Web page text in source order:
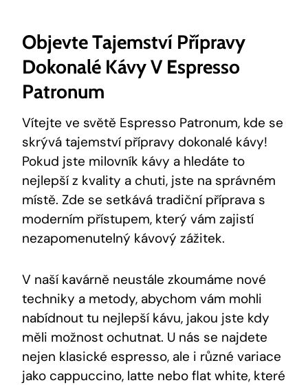
Objevte Tajemství Přípravy
Dokonalé Kávy V Espresso
Patronum
Vítejte ve světě Espresso Patronum, kde se
skrývá tajemství přípravy dokonalé kávy!
Pokud jste milovník kávy a hledáte to
nejlepší z kvality a chuti, jste na správném
místě. Zde se setkává tradiční příprava s
moderním přístupem, který vám zajistí
nezapomenutelný kávový zážitek.
V naší kavárně neustále zkoumáme nové
techniky a metody, abychom vám mohli
nabídnout tu nejlepší kávu, jakou jste kdy
měli možnost ochutnat. U nás se najdete
nejen klasické espresso, ale i různé variace
jako cappuccino, latte nebo flat white, které